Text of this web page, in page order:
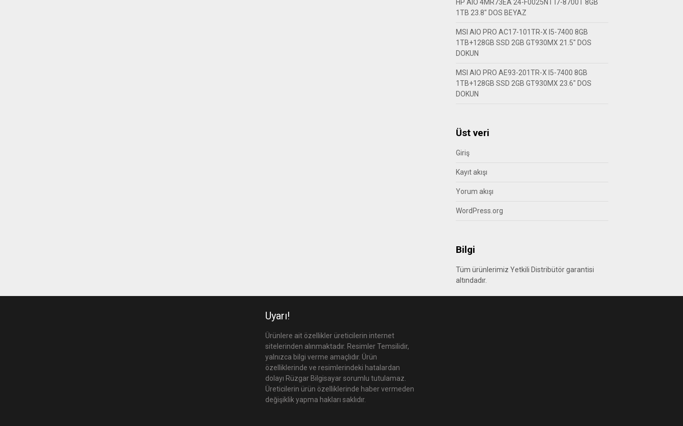
HP AIO 4MR73EA 24-F0025NT I7-8700T 8GB
1TB 23.8″ DOS BEYAZ
MSI AIO PRO AC17-101TR-X I5-7400 8GB
1TB+128GB SSD 2GB GT930MX 21.5″ DOS
DOKUN
MSI AIO PRO AE93-201TR-X I5-7400 8GB
1TB+128GB SSD 2GB GT930MX 23.6″ DOS
DOKUN
Üst veri
Giriş
Kayıt akışı
Yorum akışı
WordPress.org
Bilgi
Tüm ürünlerimiz Yetkili Distribütör garantisi
altındadır.
Uyarı!
Ürünlere ait özellikler üreticilerin internet
sitelerinden alınmaktadır. Resimler Temsilidir,
yalnızca bilgi verme amaçlıdır. Ürün
özelliklerinde ve resimlerindeki hatalardan
dolayı Rüzgar Bilgisayar sorumlu tutulamaz.
Üreticilerin ürün özelliklerinde haber vermeden
değişiklik yapma hakları saklıdır.